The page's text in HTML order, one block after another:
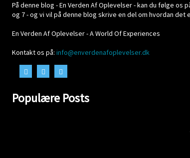
På denne blog - En Verden Af Oplevelser - kan du følge
og 7 - og vi vil på denne blog skrive en del om hvordan det
En Verden Af Oplevelser - A World Of Experiences
Kontakt os på: info@enverdenafoplevelser.dk
Populære Posts